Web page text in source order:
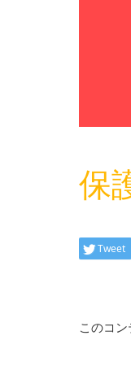
保
Tweet
このコ